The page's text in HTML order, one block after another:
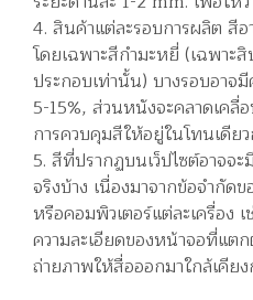
4. สินค้าแต่ละรอบการผลิต สีอ
โดยเฉพาะสีกำมะหยี่ (เฉพาะ
ประกอบเท่านั้น) บางรอบอาจ
5-15%, ส่วนหนังจะคลาดเคลื่
การควบคุมสีให้อยู่ในโทนเดีย
5. สีที่ปรากฏบนเว็ปไซต์อาจจ
จริงบ้าง เนื่องมาจากข้อจำกัด
หรือคอมพิวเตอร์แต่ละเครื่อง
ความละเอียดของหน้าจอที่แต
ถ่ายภาพให้สื่อออกมาใกล้เคีย